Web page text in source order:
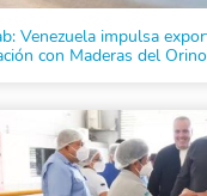
Venezuela impulsa
con Maderas del